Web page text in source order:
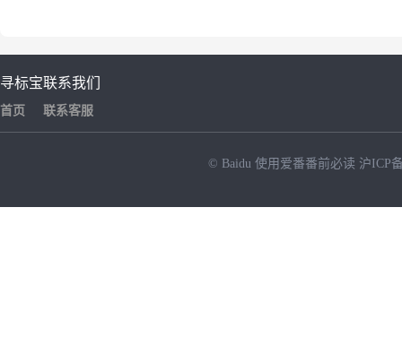
寻标宝
首页
联系我们
联系客服
© Baidu 使用爱番番前必读 沪ICP